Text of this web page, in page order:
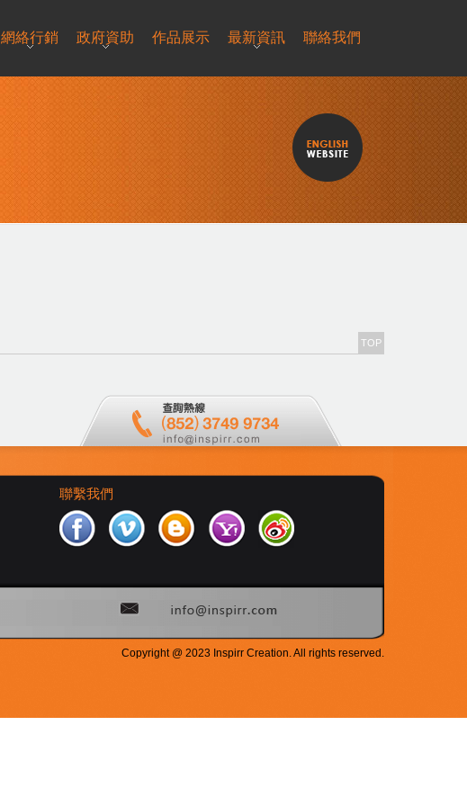
網絡行銷 政府資助 作品展示 最新資訊 聯絡我們
TOP
聯繫我們
Copyright @ 2023 Inspirr Creation. All rights reserved.